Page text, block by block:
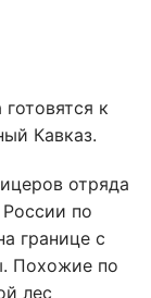
к
Кавказ.
отряда
по
границе с
Похожие по
лес